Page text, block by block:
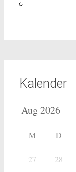
Kalender
M D
27 28